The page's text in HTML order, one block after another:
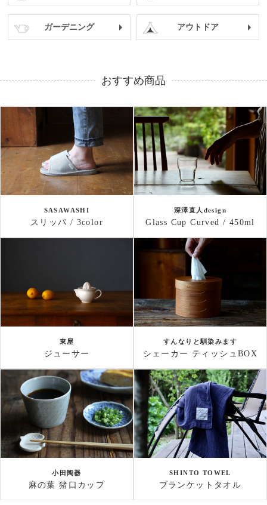
ガーデニング アウトドア
おすすめ商品
SASAWASHI
スリッパ / 3color
深澤直人design
Glass Cup Curved / 450ml
東屋
ジューサー
すんなりと馴染みます
シェーカー ティッシュBOX
小田陶器
麻の葉 猪口カップ
SHINTO TOWEL
ブランケットタオル